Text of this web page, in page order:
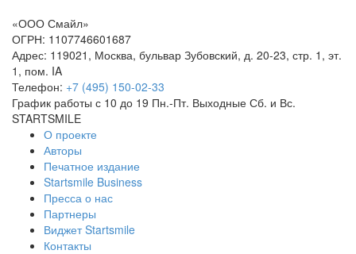
«ООО Смайл»
ОГРН: 1107746601687
Адрес: 119021 , Москва, бульвар Зубовский, д. 20-23, стр. 1, эт.
1, пом. IA
Телефон: +7 (495) 150-02-33
График работы с 10 до 19 Пн.-Пт. Выходные Сб. и Вс.
STARTSMILE
О проекте
Авторы
Печатное издание
Startsmile Business
Пресса о нас
Партнеры
Виджет Startsmile
Контакты